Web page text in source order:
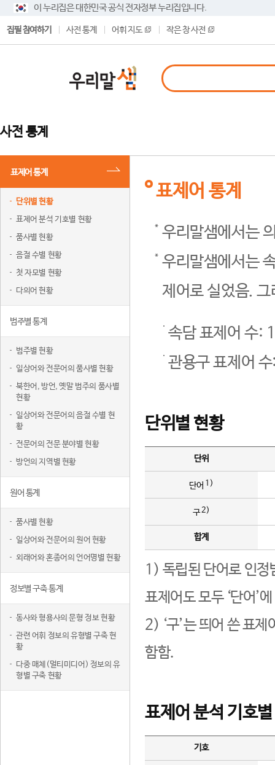
이 누리집은 대한민국 공식 전자정부 누리집입니다.
집필 참여하기 사전 통계 어휘 지도 작은 창 사전
사전 통계
표제어 통계
단위별 현황
표제어 분석 기호별 현황
품사별 현황
음절 수별 현황
첫 자모별 현황
다의어 현황
범주별 통계
범주별 현황
일상어와 전문어의 품사별 현황
북한어, 방언, 옛말 범주의 품사별
현황
일상어와 전문어의 음절 수별 현
황
전문어의 전문 분야별 현황
방언의 지역별 현황
원어 통계
품사별 현황
일상어와 전문어의 원어 현황
외래어와 혼종어의 언어명별 현황
정보별 구축 통계
동사와 형용사의 문형 정보 현황
관련 어휘 정보의 유형별 구축 현
황
다중 매체(멀티미디어) 정보의 유
형별 구축 현황
표제어 통계
우리말샘에서는
우리말샘에서는
제어로 실었음.
속담 표제어 수:
관용구 표제어
단위별 현황
단위
단어 1)
구2)
합계
1) 독립된 단어로 인정
표제어도 모두 ‘단어’
2) ‘구’는 띄어 쓴 표
함함.
표제어 분석 기호
기호